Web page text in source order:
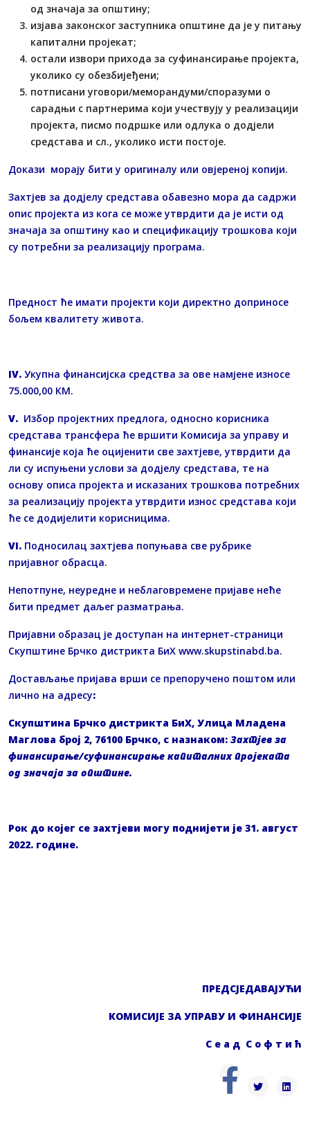
од значаја за општину;
изјава законског заступника општине да је у питању
капитални пројекат;
остали извори прихода за суфинансирање пројекта,
уколико су обезбијеђени;
потписани уговори/меморандуми/споразуми о
сарадњи с партнерима који учествују у реализацији
пројекта, писмо подршке или одлука о додјели
средстава и сл., уколико исти постоје.
Докази морају бити у оригиналу или овјереној копији.
Захтјев за додјелу средстава обавезно мора да садржи
опис пројекта из кога се може утврдити да је исти од
значаја за општину као и спецификацију трошкова који
су потребни за реализацију програма.
Предност ће имати пројекти који директно доприносе
бољем квалитету живота.
IV. Укупна финансијска средства за ове намјене износе
75.000,00 КМ.
V. Избор пројектних предлога, односно корисника
средстава трансфера ће вршити Комисија за управу и
финансије која ће оцијенити све захтјеве, утврдити да
ли су испуњени услови за додјелу средстава, те на
основу описа пројекта и исказаних трошкова потребних
за реализацију пројекта утврдити износ средстава који
ће се додијелити корисницима.
VI. Подносилац захтјева попуњава све рубрике
пријавног обрасца.
Непотпуне, неуредне и неблаговремене пријаве неће
бити предмет даљег разматрања.
Пријавни образац је доступан на интернет-страници
Скупштине Брчко дистрикта БиХ www.skupstinabd.ba.
Достављање пријава врши се препоручено поштом или
лично на адресу:
Скупштина Брчко дистрикта БиХ, Улица Младена
Маглова број 2, 76100 Брчко, с назнаком: Захтјев за
финансирање/суфинансирање капиталних пројеката
од значаја за општине.
Рок до којег се захтјеви могу поднијети је 31. август
2022. године.
ПРЕДСЈЕДАВАЈУЋИ
КОМИСИЈЕ ЗА УПРАВУ И ФИНАНСИЈЕ
С е а д С о ф т и ћ